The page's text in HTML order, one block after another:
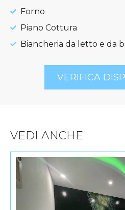
Forno
Piano Cottura
Biancheria da letto e da
VERIFICA
VEDI ANCHE